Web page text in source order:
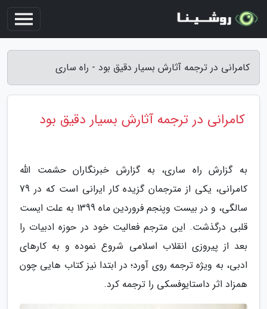
کامرانی در ترجمه آثارش بسیار دقیق بود - راه ساری
کامرانی در ترجمه آثارش بسیار دقیق بود
به گزارش راه ساری، به گزارش خبرنگاران حشمت الله
کامرانی، یکی از مترجمان گزیده کار ایرانی است که در 79
سالگی، و در بیست وپنجم فروردین ماه 1399 به علت ایست
قلبی درگذشت. این مترجم فعالیت خود در حوزه ادبیات را
بعد از پیروزی انقلاب اسلامی شروع نموده و به کارهای
ادبی، به ویژه ترجمه روی آورد؛ در ابتدا نیز کتاب هایی چون
همزاد اثر داستایوفسکی را ترجمه کرد.